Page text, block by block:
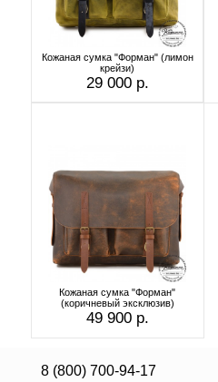
Кожаная сумка "Форман" (лимон
крейзи)
29 000 р.
Кожаная сумка "Форман"
(коричневый эксклюзив)
49 900 р.
8 (800) 700-94-17